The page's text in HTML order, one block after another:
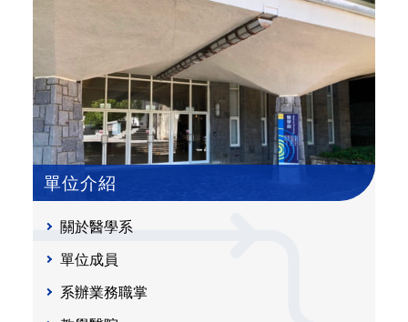
單位介紹
關於醫學系
單位成員
系辦業務職掌